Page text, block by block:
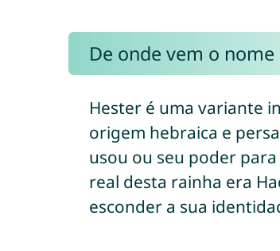
De onde vem o nome
Hester é uma variante
origem hebraica e
usou ou seu poder
real desta rainha era
esconder a sua